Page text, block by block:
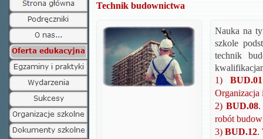
Technik budownictwa
Nauka na
szkole
technik
1) BUD.01
Organizacja
2)BUD.08.
robót
3)BUD.12.